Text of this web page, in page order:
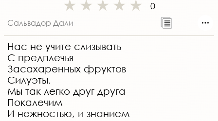
0
Сальвадор Дали
Нас не учите слизывать
С предплечья
Засахаренных фруктов
Силуэты.
Мы так легко друг друга
Покалечим
И нежностью, и знанием